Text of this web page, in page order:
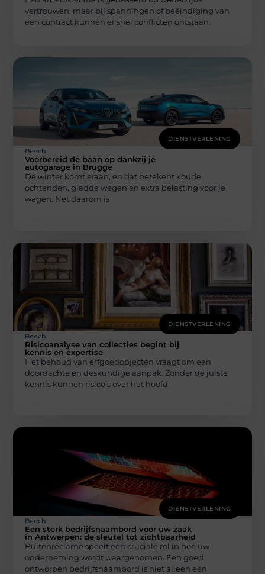
vertrouwen, maar bij spanningen of beëindiging van
een contract kunnen er snel conflicten ontstaan.
DIENSTVERLENING
Beech
Voorbereid de baan op dankzij je
autogarage in Brugge
De winter komt eraan, en dat betekent koude
ochtenden, gladde wegen en extra belasting voor je
wagen. Net daarom is
DIENSTVERLENING
Beech
Risicoanalyse van collecties begint bij
kennis en expertise
Het behoud van erfgoedobjecten vraagt om een
doordachte en deskundige aanpak. Zonder de juiste
kennis kunnen risico’s over het hoofd
DIENSTVERLENING
Beech
Een sterk bedrijfsnaambord voor uw zaak
in Antwerpen: de sleutel tot zichtbaarheid
Buitenreclame speelt een cruciale rol in hoe uw
onderneming wordt waargenomen. Een goed
ontworpen bedrijfsnaambord is niet alleen een